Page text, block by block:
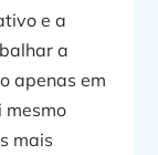
e a
a
apenas em
mesmo
mais